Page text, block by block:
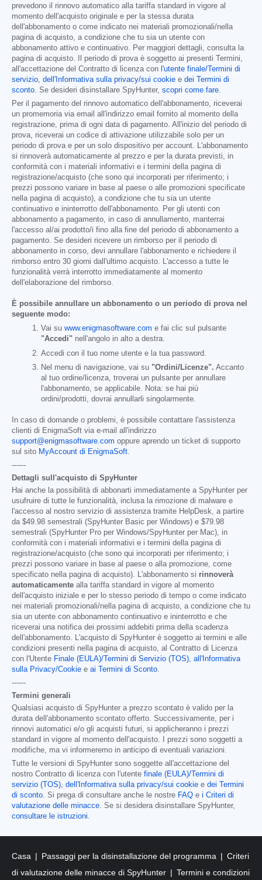
prevedono il rinnovo automatico alla tariffa standard in vigore al
momento dell'acquisto originale e per la stessa durata
dell'abbonamento o come indicato nei materiali promozionali/nella
pagina di acquisto, a condizione che tu sia un utente con
abbonamento attivo e continuativo. Per maggiori dettagli, consulta la
pagina di acquisto. Il periodo di prova è soggetto ai presenti Termini,
all'accettazione del Contratto di licenza con l'utente finale/Termini di
servizio, dell'Informativa sulla privacy/sui cookie e dei Termini di
sconto. Se desideri disinstallare SpyHunter, scopri come fare.
Per il pagamento del rinnovo automatico dell'abbonamento, riceverai
un promemoria via email all'indirizzo email fornito al momento della
registrazione, prima di ogni data di pagamento. All'inizio del periodo di
prova, riceverai un codice di attivazione utilizzabile solo per un
periodo di prova e per un solo dispositivo per account. L'abbonamento
si rinnoverà automaticamente al prezzo e per la durata previsti, in
conformità con i materiali informativi e i termini della pagina di
registrazione/acquisto (che sono qui incorporati per riferimento; i
prezzi possono variare in base al paese o alle promozioni specificate
nella pagina di acquisto), a condizione che tu sia un utente
continuativo e ininterrotto dell'abbonamento. Per gli utenti con
abbonamento a pagamento, in caso di annullamento, manterrai
l'accesso al/ai prodotto/i fino alla fine del periodo di abbonamento a
pagamento. Se desideri ricevere un rimborso per il periodo di
abbonamento in corso, devi annullare l'abbonamento e richiedere il
rimborso entro 30 giorni dall'ultimo acquisto. L'accesso a tutte le
funzionalità verrà interrotto immediatamente al momento
dell'elaborazione del rimborso.
È possibile annullare un abbonamento o un periodo di prova nel
seguente modo:
Vai su www.enigmasoftware.com e fai clic sul pulsante
"Accedi" nell'angolo in alto a destra.
Accedi con il tuo nome utente e la tua password.
Nel menu di navigazione, vai su "Ordini/Licenze". Accanto
al tuo ordine/licenza, troverai un pulsante per annullare
l'abbonamento, se applicabile. Nota: se hai più
ordini/prodotti, dovrai annullarli singolarmente.
In caso di domande o problemi, è possibile contattare l'assistenza
clienti di EnigmaSoft via e-mail all'indirizzo
support@enigmasoftware.com oppure aprendo un ticket di supporto
sul sito MyAccount di EnigmaSoft
------
Dettagli sull'acquisto di SpyHunter
Hai anche la possibilità di abbonarti immediatamente a SpyHunter per
usufruire di tutte le funzionalità, inclusa la rimozione di malware e
l'accesso al nostro servizio di assistenza tramite HelpDesk, a partire
da $49.98 semestrali (SpyHunter Basic per Windows) e $79.98
semestrali (SpyHunter Pro per Windows/SpyHunter per Mac), in
conformità con i materiali informativi e i termini della pagina di
registrazione/acquisto (che sono qui incorporati per riferimento; i
prezzi possono variare in base al paese o alla promozione, come
specificato nella pagina di acquisto). L'abbonamento si rinnoverà
automaticamente alla tariffa standard in vigore al momento
dell'acquisto iniziale e per lo stesso periodo di tempo o come indicato
nei materiali promozionali/nella pagina di acquisto, a condizione che tu
sia un utente con abbonamento continuativo e ininterrotto e che
riceverai una notifica dei prossimi addebiti prima della scadenza
dell'abbonamento. L'acquisto di SpyHunter è soggetto ai termini e alle
condizioni presenti nella pagina di acquisto, al Contratto di Licenza
con l'Utente Finale (EULA)/Termini di Servizio (TOS) all'Informativa
sulla Privacy/Cookie e ai Termini di Sconto
------
Termini generali
Qualsiasi acquisto di SpyHunter a prezzo scontato è valido per la
durata dell'abbonamento scontato offerto. Successivamente, per i
rinnovi automatici e/o gli acquisti futuri, si applicheranno i prezzi
standard in vigore al momento dell'acquisto. I prezzi sono soggetti a
modifiche, ma vi informeremo in anticipo di eventuali variazioni.
Tutte le versioni di SpyHunter sono soggette all'accettazione del
nostro Contratto di licenza con l'utente finale (EULA)/Termini di
servizio (TOS) dell'Informativa sulla privacy/sui cookie e dei Termini
di sconto . Si prega di consultare anche le nostre FAQ e i Criteri di
valutazione delle minacce . Se si desidera disinstallare SpyHunter,
consultare le istruzioni
Casa Passaggi per la disinstallazione del programma
Criteri
di valutazione delle minacce di SpyHunter
Termini e condizioni